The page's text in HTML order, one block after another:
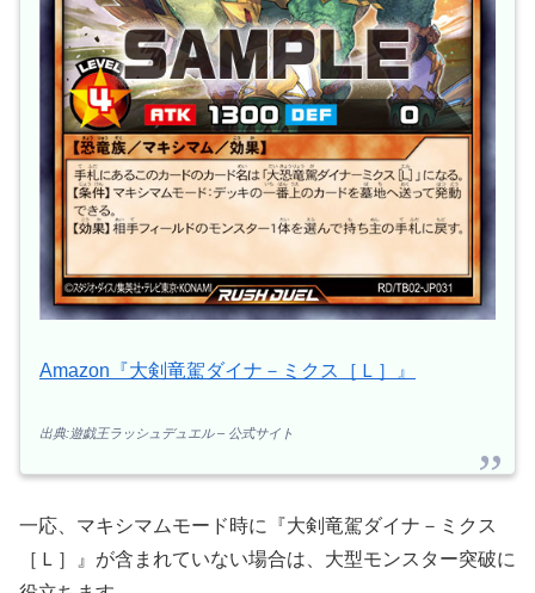
Amazon『大剣竜駕ダイナ－ミクス［Ｌ］』
出典:遊戯王ラッシュデュエル – 公式サイト
一応、マキシマムモード時に『大剣竜駕ダイナ－ミクス
［Ｌ］』が含まれていない場合は、大型モンスター突破に